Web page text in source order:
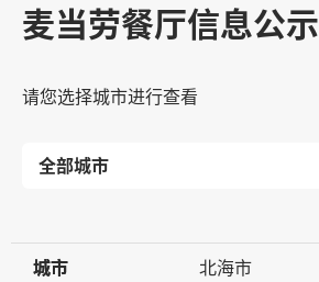
麦当劳餐厅信息公示
请您选择城市进行查看
城市
城市
北海市